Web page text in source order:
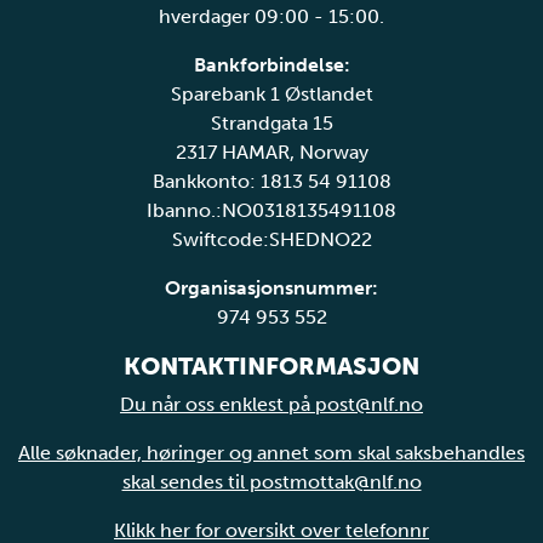
hverdager 09:00 - 15:00.
Bankforbindelse:
Sparebank 1 Østlandet
Strandgata 15
2317 HAMAR, Norway
Bankkonto: 1813 54 91108
Ibanno.:NO0318135491108
Swiftcode:SHEDNO22
Organisasjonsnummer:
974 953 552
KONTAKTINFORMASJON
Du når oss enklest på post@nlf.no
Alle søknader, høringer og annet som skal saksbehandles
skal sendes til postmottak@nlf.no
Klikk her for oversikt over telefonnr